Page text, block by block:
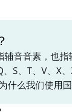
辅音音素，也
S、T、V、X
什么我们使用